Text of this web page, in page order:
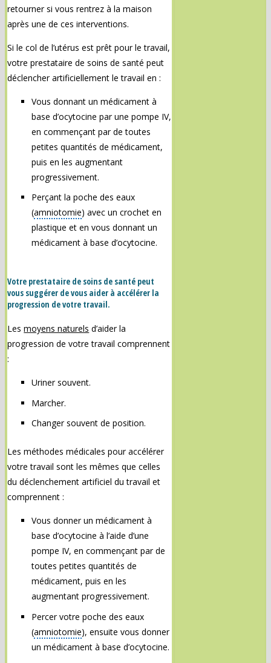
retourner si vous rentrez à la maison
après une de ces interventions.
Si le col de l’utérus est prêt pour le travail,
votre prestataire de soins de santé peut
déclencher artificiellement le travail en :
Vous donnant un médicament à
base d’ocytocine par une pompe IV,
en commençant par de toutes
petites quantités de médicament,
puis en les augmentant
progressivement.
Perçant la poche des eaux
(amniotomie) avec un crochet en
plastique et en vous donnant un
médicament à base d’ocytocine.
Votre prestataire de soins de santé peut
vous suggérer de vous aider à accélérer la
progression de votre travail.
Lesmoyens naturels d’aider la
progression de votre travail comprennent
:
Uriner souvent.
Marcher.
Changer souvent de position.
Les méthodes médicales pour accélérer
votre travail sont les mêmes que celles
du déclenchement artificiel du travail et
comprennent :
Vous donner un médicament à
base d’ocytocine à l’aide d’une
pompe IV, en commençant par de
toutes petites quantités de
médicament, puis en les
augmentant progressivement.
Percer votre poche des eaux
(amniotomie), ensuite vous donner
un médicament à base d’ocytocine.